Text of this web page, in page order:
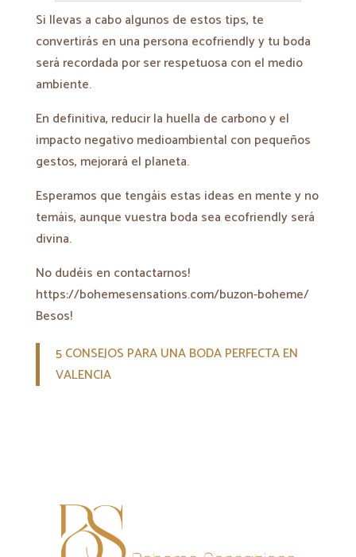
Si llevas a cabo algunos de estos tips, te
convertirás en una persona ecofriendly y tu boda
será recordada por ser respetuosa con el medio
ambiente.
En definitiva, reducir la huella de carbono y el
impacto negativo medioambiental con pequeños
gestos, mejorará el planeta.
Esperamos que tengáis estas ideas en mente y no
temáis, aunque vuestra boda sea ecofriendly será
divina.
No dudéis en contactarnos!
https://bohemesensations.com/buzon-boheme/
Besos!
5 CONSEJOS PARA UNA BODA PERFECTA EN
VALENCIA